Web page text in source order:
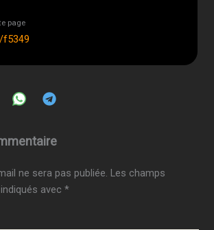
page
f5349
ne sera pas publiée. Les champs
avec*